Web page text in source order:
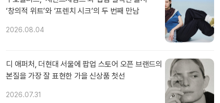
‘창의적 위트’와 ‘프렌치 시크’의 두 번째 만남
2026.08.04
디 애퍼처, 더현대 서울에 팝업 스토어 오픈 브랜드의
본질을 가장 잘 표현한 가을 신상품 첫선
2026.07.31